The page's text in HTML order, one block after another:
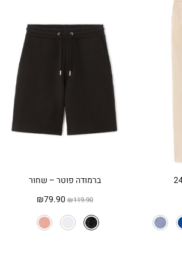
ברמודה פוטר – שחור
₪119.90
המחיר
היה:
₪79.90
הוא: